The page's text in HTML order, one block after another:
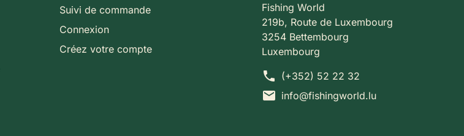
Suivi de commande
Connexion
Créez votre compte
Fishing World
219b, Route de Luxembourg
3254 Bettembourg
Luxembourg
phone (+352) 52 22 32
mail info@fishingworld.lu